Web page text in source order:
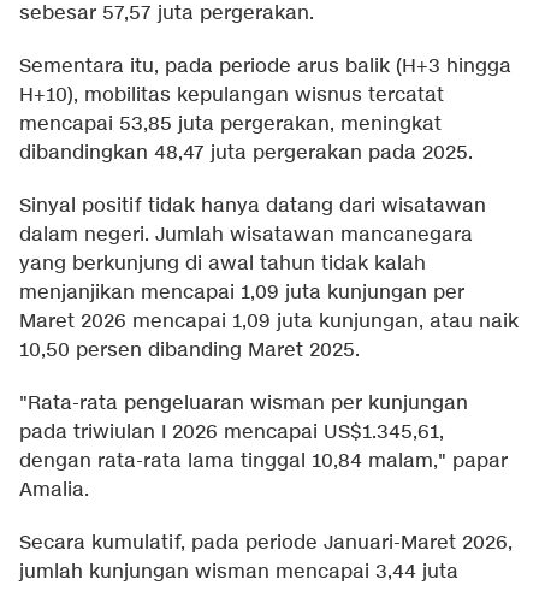
sebesar 57,57 juta pergerakan.
Sementara itu, pada periode arus balik (H+3 hingga
H+10), mobilitas kepulangan wisnus tercatat
mencapai 53,85 juta pergerakan, meningkat
dibandingkan 48,47 juta pergerakan pada 2025.
Sinyal positif tidak hanya datang dari wisatawan
dalam negeri. Jumlah wisatawan mancanegara
yang berkunjung di awal tahun tidak kalah
menjanjikan mencapai 1,09 juta kunjungan per
Maret 2026 mencapai 1,09 juta kunjungan, atau naik
10,50 persen dibanding Maret 2025.
"Rata-rata pengeluaran wisman per kunjungan
pada triwiulan I 2026 mencapai US$1.345,61,
dengan rata-rata lama tinggal 10,84 malam," papar
Amalia.
Secara kumulatif, pada periode Januari-Maret 2026,
jumlah kunjungan wisman mencapai 3,44 juta